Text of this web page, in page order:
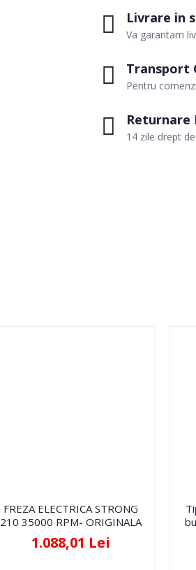
Livrare in
Va garantam
Transport
Pentru
Returnare
14 zile drept
FREZA ELECTRICA STRONG
210 35000 RPM- ORIGINALA
1.088,01 Lei